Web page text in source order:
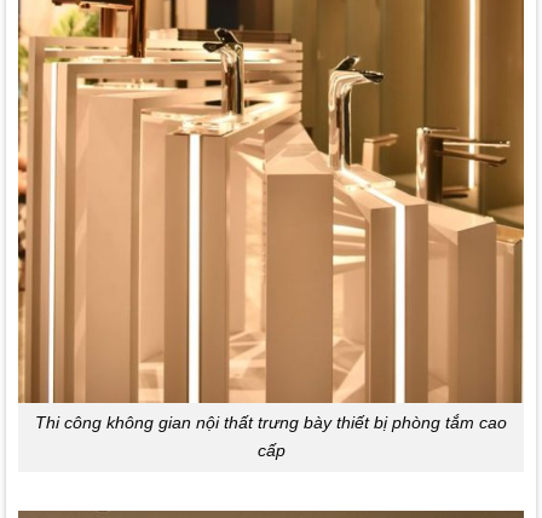
Thi công không gian nội thất trưng bày thiết bị phòng tắm cao
cấp